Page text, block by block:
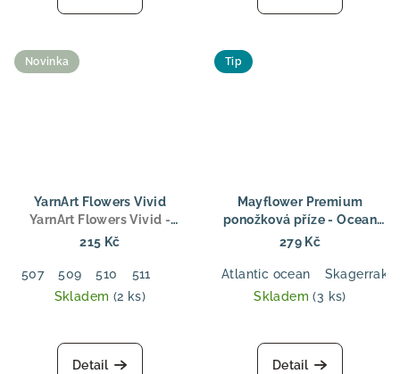
Novinka
YarnArt Flowers Vivid
YarnArt Flowers Vivid -
Gradientní bavlněná příze
215 Kč
507 509 510
511
Skladem (2 ks)
Detail
Tip
Mayflower Premium
ponožková příze - Ocean
Ocean – odolná ponožková
279 Kč
Atlantic ocean
Skagerrak
Skladem(3 ks)
Detail